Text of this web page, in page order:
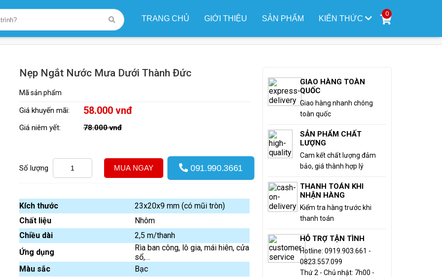
TRANG CHỦ GIỚI THIỆU SẢN PHẨM KIẾN THỨC
0
Nẹp Ngắt Nước Mưa Dưới Thành Đức
Nẹp Ngắt Nước Mưa Dưới Thành Đức
Mã sản phẩm
Giá khuyến mãi: 58.000 vnđ
Giá niêm yết: 78.000 vnđ
Số lượng MUA NGAY 091.990.3661
Kích thước
23x20x9 mm (có mũi tròn)
Chất liệu
Nhôm
Chiều dài
2,5 m/thanh
Ứng dụng
Rìa ban công, lô gia, mái hiên, cửa
sổ,…
Màu sắc
Bạc
GIAO HÀNG TOÀN
QUỐC
Giao hàng nhanh chóng
toàn quốc
SẢN PHẨM CHẤT
LƯỢNG
Cam kết chất lượng đảm
bảo, giá thành hợp lý
THANH TOÁN KHI
NHẬN HÀNG
Kiểm tra hàng trước khi
thanh toán
HỖ TRỢ TẬN TÌNH
Hotline: 0919.903.661 -
0823.557.099
Thứ 2 - Chủ nhật: 7h00 -